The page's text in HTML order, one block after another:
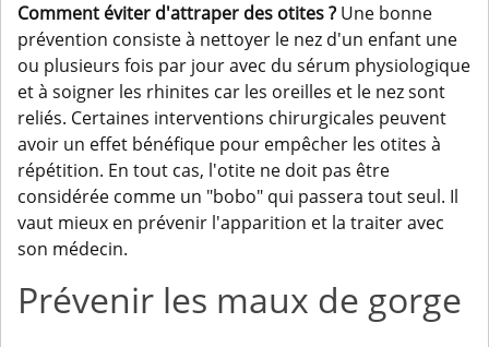
Comment éviter d'attraper des otites? Une bonne
prévention consiste à nettoyer le nez d'un enfant une
ou plusieurs fois par jour avec du sérum physiologique
et à soigner les rhinites car les oreilles et le nez sont
reliés. Certaines interventions chirurgicales peuvent
avoir un effet bénéfique pour empêcher les otites à
répétition. En tout cas, l'otite ne doit pas être
considérée comme un "bobo" qui passera tout seul. Il
vaut mieux en prévenir l'apparition et la traiter avec
son médecin.
Prévenir les maux de gorge